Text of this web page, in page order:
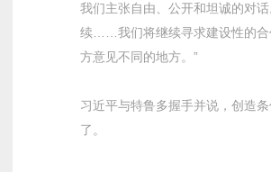
我们主张自由、公开和坦诚的对
续……我们将继续寻求建设性的合
方意见不同的地方。”
习近平与特鲁多握手并说，创造
了。